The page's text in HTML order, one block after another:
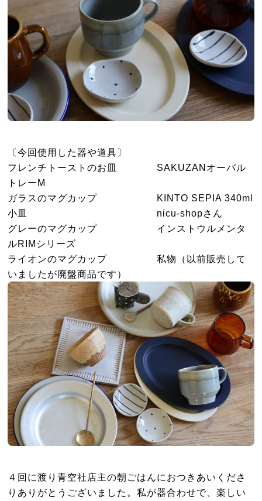
〔今回使用した器や道具〕
フレンチトーストのお皿 SAKUZANオーバル
トレーM
ガラスのマグカップ KINTO SEPIA 340ml
小皿 nicu-shopさん
グレーのマグカップ インストウルメンタ
ルRIMシリーズ
ライオンのマグカップ 私物（以前販売して
いましたが廃盤商品です）
４回に渡り青空社店主の朝ごはんにおつきあいくださ
りありがとうございました。私が器合わせで、楽しい